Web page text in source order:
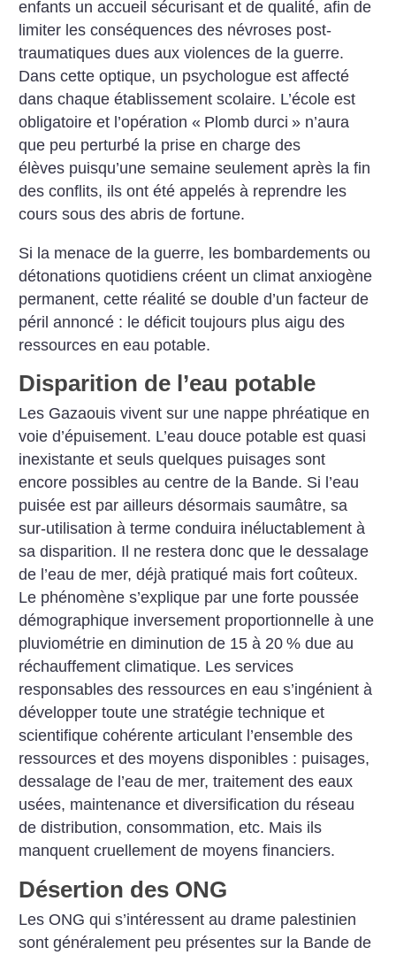
enfants un accueil sécurisant et de qualité, afin de
limiter les conséquences des névroses post-
traumatiques dues aux violences de la guerre.
Dans cette optique, un psychologue est affecté
dans chaque établissement scolaire. L’école est
obligatoire et l’opération « Plomb durci » n’aura
que peu perturbé la prise en charge des
élèves puisqu’une semaine seulement après la fin
des conflits, ils ont été appelés à reprendre les
cours sous des abris de fortune.
Si la menace de la guerre, les bombardements ou
détonations quotidiens créent un climat anxiogène
permanent, cette réalité se double d’un facteur de
péril annoncé : le déficit toujours plus aigu des
ressources en eau potable.
Disparition de l’eau potable
Les Gazaouis vivent sur une nappe phréatique en
voie d’épuisement. L’eau douce potable est quasi
inexistante et seuls quelques puisages sont
encore possibles au centre de la Bande. Si l’eau
puisée est par ailleurs désormais saumâtre, sa
sur-utilisation à terme conduira inéluctablement à
sa disparition. Il ne restera donc que le dessalage
de l’eau de mer, déjà pratiqué mais fort coûteux.
Le phénomène s’explique par une forte poussée
démographique inversement proportionnelle à une
pluviométrie en diminution de 15 à 20 % due au
réchauffement climatique. Les services
responsables des ressources en eau s’ingénient à
développer toute une stratégie technique et
scientifique cohérente articulant l’ensemble des
ressources et des moyens disponibles : puisages,
dessalage de l’eau de mer, traitement des eaux
usées, maintenance et diversification du réseau
de distribution, consommation, etc. Mais ils
manquent cruellement de moyens financiers.
Désertion des ONG
Les ONG qui s’intéressent au drame palestinien
sont généralement peu présentes sur la Bande de